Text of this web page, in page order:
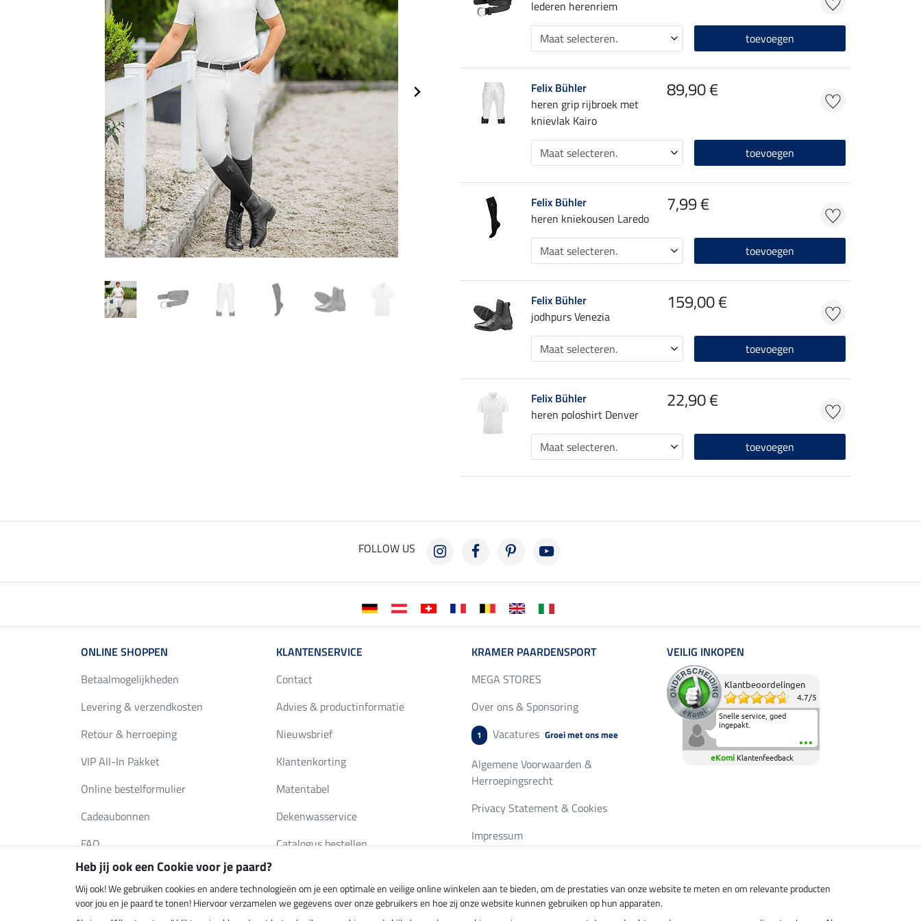
lederen herenriem
toevoegen
Felix Bühler
heren grip rijbroek met
knievlak Kairo
89,90 €
toevoegen
Felix Bühler
heren kniekousen Laredo
7,99 €
toevoegen
Felix Bühler
jodhpurs Venezia
159,00 €
toevoegen
Felix Bühler
heren poloshirt Denver
22,90 €
toevoegen
FOLLOW US
ONLINE SHOPPEN
Betaalmogelijkheden
Levering & verzendkosten
Retour & herroeping
VIP All-In Pakket
Online bestelformulier
Cadeaubonnen
FAQ
KLANTENSERVICE
Contact
Advies & productinformatie
Nieuwsbrief
Klantenkorting
Matentabel
Dekenwasservice
Catalogus bestellen
KRAMER PAARDENSPORT
MEGA STORES
Over ons & Sponsoring
1 Vacatures Groei met ons mee
Algemene Voorwaarden &
Herroepingsrecht
Privacy Statement & Cookies
Impressum
VEILIG INKOPEN
Klantbeoordelingen
4.7/5
Snelle service, goed
ingepakt.
eKomi Klantenfeedback
Klimaatneutrale shop Verzending per Veilig betalen met
Heb jij ook een Cookie voor je paard?
Wij ook! We gebruiken cookies en andere technologieën om je een optimale en veilige online winkelen aan te bieden, om de prestaties van onze website te meten en om relevante producten
voor jou en je paard te tonen! Hiervoor verzamelen we gegevens over onze gebruikers en hoe zij onze website kunnen gebruiken op hun apparaten.